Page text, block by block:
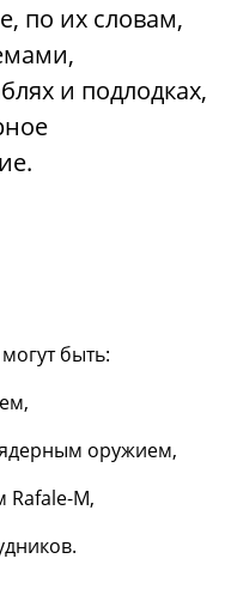
по их словам,
и подлодках,
быть:
оружием,
Rafale-M,